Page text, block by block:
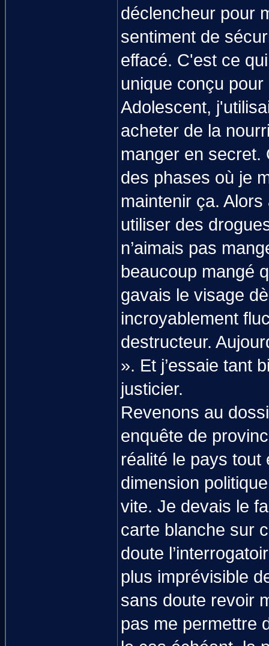
déclencheur pour
sentiment de
effacé. C'est ce
unique conçu
Adolescent,
acheter de la
manger en secret.
des phases où je
maintenir ça.
utiliser des
n’aimais pas
beaucoup mangé
gavais le visage
incroyablement
destructeur.
». Et j’essaie tant
justicier.
Revenons au
enquête de
réalité le pays tout
dimension
vite. Je devais le
carte blanche sur
doute
plus imprévisible
sans doute revoir
pas me permettre